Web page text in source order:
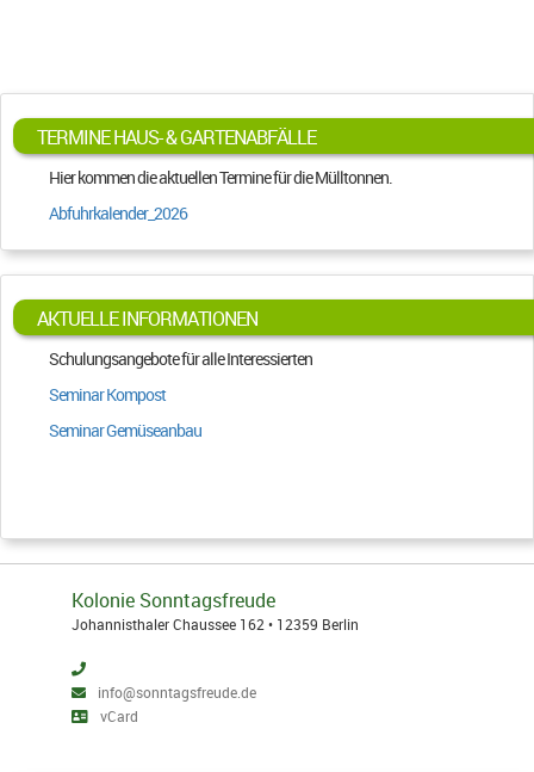
TERMINE HAUS- & GARTENABFÄLLE
Hier kommen die aktuellen Termine für die Mülltonnen.
Abfuhrkalender_2026
AKTUELLE INFORMATIONEN
Schulungsangebote für alle Interessierten
Seminar Kompost
Seminar Gemüseanbau
Kolonie Sonntagsfreude
Johannisthaler Chaussee 162 • 12359 Berlin
info@sonntagsfreude.de
vCard